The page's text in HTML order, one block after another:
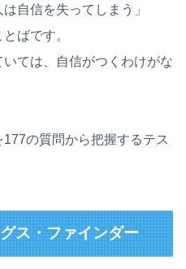
自信を失ってしまう」
ばです。
ては、自信がつくわけがな
の質問から把握するテス
ス・ファインダー